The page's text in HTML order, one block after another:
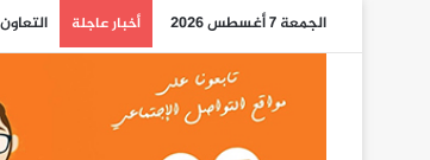
الجمعة 7 أغسطس 2026 أخبار عاجلة تقرير